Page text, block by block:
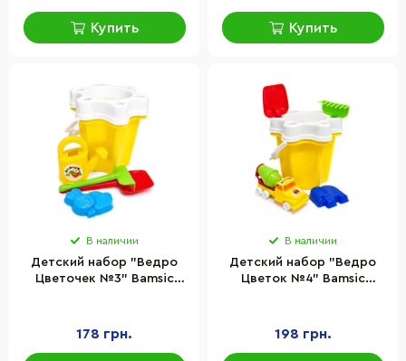
Купить Купить
В наличии
Детский набор "Ведро
Цветочек №3" Bamsic
178 грн.
В наличии
Детский набор "Ведро
Цветок №4" Bamsic
198 грн.